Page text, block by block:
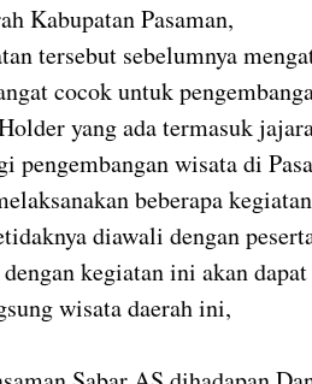
Kabupatan Pasaman,
tersebut sebelumnya
cocok untuk
yang ada termasuk
pengembangan wisata di
beberapa
diawali dengan
kegiatan ini akan
wisata daerah ini,